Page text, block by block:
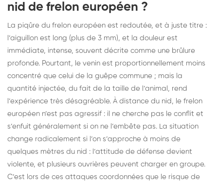
nid de frelon européen ?
La piqûre du frelon européen est redoutée, et à juste titre :
l’aiguillon est long (plus de 3 mm), et la douleur est
immédiate, intense, souvent décrite comme une brûlure
profonde. Pourtant, le venin est proportionnellement moins
concentré que celui de la guêpe commune ; mais la
quantité injectée, du fait de la taille de l’animal, rend
l’expérience très désagréable. À distance du nid, le frelon
européen n’est pas agressif : il ne cherche pas le conflit et
s’enfuit généralement si on ne l’embête pas. La situation
change radicalement si l’on s’approche à moins de
quelques mètres du nid : l’attitude de défense devient
violente, et plusieurs ouvrières peuvent charger en groupe.
C’est lors de ces attaques coordonnées que le risque de